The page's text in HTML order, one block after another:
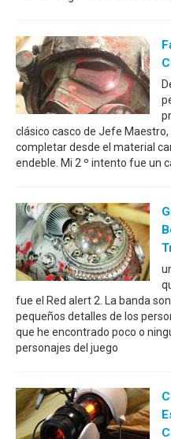
clásico casco de Jefe
completar desde el material
endeble. Mi 2 º intento fue un
fue el Red alert 2. La banda
pequeños detalles de los
que he encontrado poco o
personajes del juego